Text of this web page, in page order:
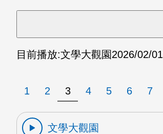
目前播放:文學大觀園2026/02/01
1 2 3 4 5 6 7
文學大觀園